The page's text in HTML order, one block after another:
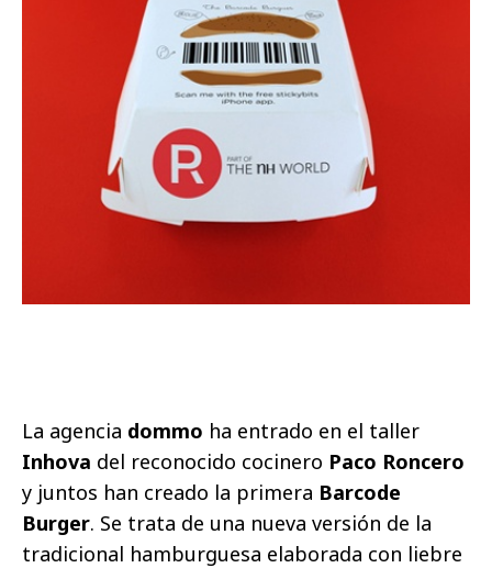
La agencia dommo ha entrado en el taller
Inhova del reconocido cocinero Paco Roncero
y juntos han creado la primera Barcode
Burger. Se trata de una nueva versión de la
tradicional hamburguesa elaborada con liebre